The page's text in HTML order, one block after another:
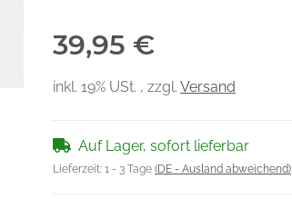
39,95 €
inkl. 19% USt. , zzgl. Versand
Auf Lager, sofort lieferbar
Lieferzeit: 1 - 3 Tage (DE - Ausland abweichend)